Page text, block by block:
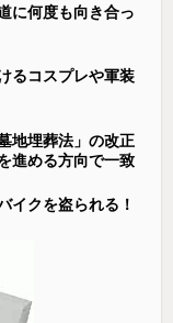
に何度も向き合っ
るコスプレや軍装
地埋葬法」の改正
進める方向で一致
イクを盗られる！